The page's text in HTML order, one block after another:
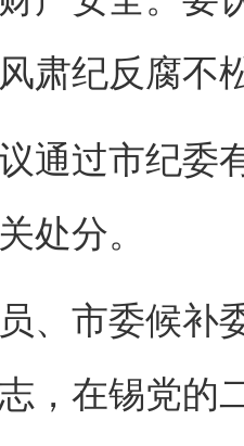
肃纪反腐不
过市纪委有
处分。
市委候补委
，在锡党的